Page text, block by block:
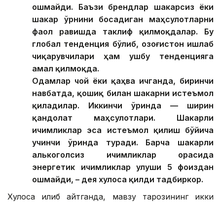
ошмайди. Баъзи брендлар шакарсиз ёки
шакар ўрнини босадиган маҳсулотларни
фаол равишда таклиф қилмоқдалар. Бу
глобал тенденция бўлиб, Қозоғистон ишлаб
чиқарувчилари ҳам ушбу тенденцияга
амал қилмоқда.
Одамлар чой ёки қаҳва ичганда, биринчи
навбатда, қошиқ билан шакарни истеъмол
қиладилар. Иккинчи ўринда — ширин
қандолат маҳсулотлари. Шакарли
ичимликлар эса истеъмол қилиш бўйича
учинчи ўринда туради. Барча шакарли
алькоголсиз ичимликлар орасида
энергетик ичимликлар улуши 5 фоиздан
ошмайди, – дея хулоса қилди тадбиркор.
Хулоса қилиб айтганда, мавзу тарозининг икки